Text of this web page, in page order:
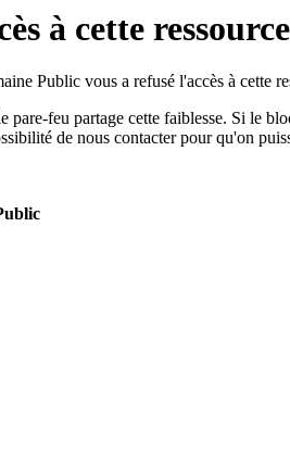
à cette
Public vous a refusé l'accès à cette
pare-feu partage cette faiblesse. Si le
de nous contacter pour qu'on